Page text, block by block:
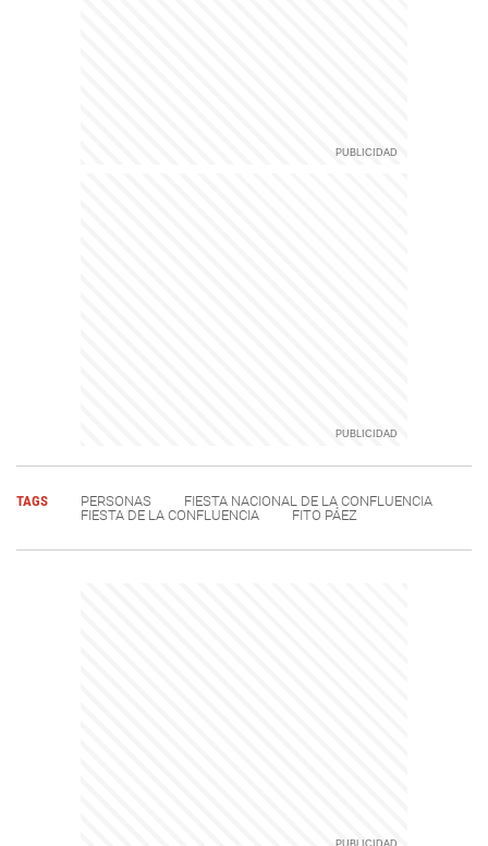
TAGS PERSONAS
FIESTA NACIONAL DE LA CONFLUENCIA
FIESTA DE LA CONFLUENCIA
FITO PÁEZ